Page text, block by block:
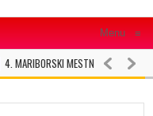
Menu ≡
4. MARIBORSKI MESTNI TEK LETOS